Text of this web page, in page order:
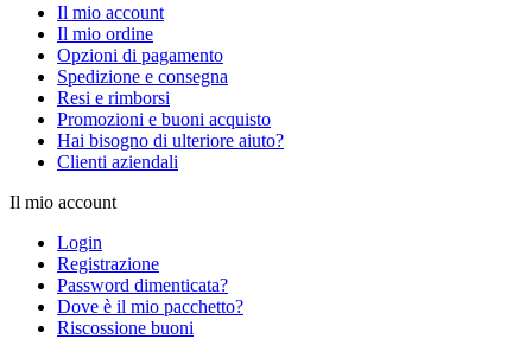
Il mio account
Il mio ordine
Opzioni di pagamento
Spedizione e consegna
Resi e rimborsi
Promozioni e buoni acquisto
Hai bisogno di ulteriore aiuto?
Clienti aziendali
Il mio account
Login
Registrazione
Password dimenticata?
Dove è il mio pacchetto?
Riscossione buoni